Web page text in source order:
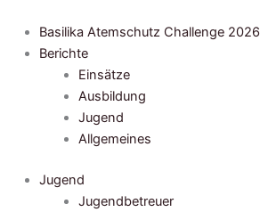
Inhalt
springen
Basilika Atemschutz Challenge 2026
Berichte
Einsätze
Ausbildung
Jugend
Allgemeines
Jugend
Jugendbetreuer